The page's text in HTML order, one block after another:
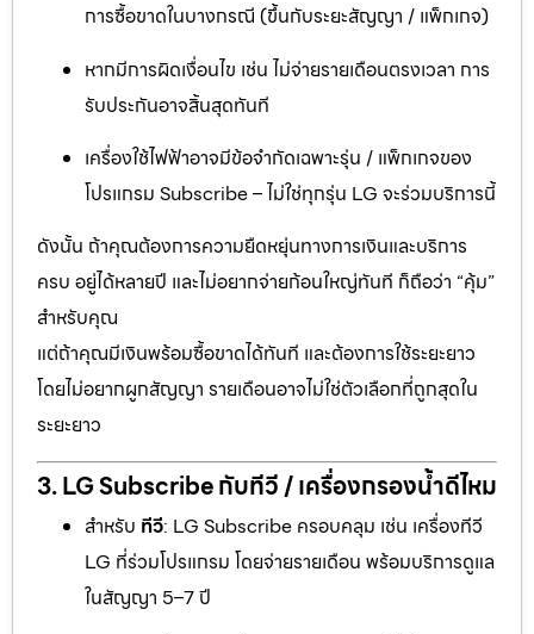
การซื้อขาดในบางกรณี (ขึ้นกับระยะสัญญา / แพ็กเกจ)
หากมีการผิดเงื่อนไข เช่น ไม่จ่ายรายเดือนตรงเวลา การ
รับประกันอาจสิ้นสุดทันที
เครื่องใช้ไฟฟ้าอาจมีข้อจำกัดเฉพาะรุ่น / แพ็กเกจของ
โปรแกรม Subscribe – ไม่ใช่ทุกรุ่น LG จะร่วมบริการนี้
ดังนั้น ถ้าคุณต้องการความยืดหยุ่นทางการเงินและบริการ
ครบ อยู่ได้หลายปี และไม่อยากจ่ายก้อนใหญ่ทันที ก็ถือว่า “คุ้ม”
สำหรับคุณ
แต่ถ้าคุณมีเงินพร้อมซื้อขาดได้ทันที และต้องการใช้ระยะยาว
โดยไม่อยากผูกสัญญา รายเดือนอาจไม่ใช่ตัวเลือกที่ถูกสุดใน
ระยะยาว
3. LG Subscribe กับทีวี / เครื่องกรองน้ำดีไหม
สำหรับ ทีวี: LG Subscribe ครอบคลุม เช่น เครื่องทีวี
LG ที่ร่วมโปรแกรม โดยจ่ายรายเดือน พร้อมบริการดูแล
ในสัญญา 5–7 ปี